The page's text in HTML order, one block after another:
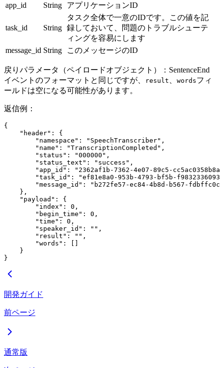
app_id
String アプリケーションID
task_id String
タスク全体で一意のIDです。この値を記
録しておいて、問題のトラブルシューテ
ィングを容易にします
message_id String このメッセージのID
戻りパラメータ（ペイロードオブジェクト）：SentenceEnd
イベントのフォーマットと同じですが、
result wordsフィ
ールドは空になる可能性があります。
返信例：
{
    "header"
: {
        "namespace"
: "SpeechTranscriber" ,
        "name"
: "TranscriptionCompleted" ,
        "status"
: "000000" ,
        "status_text"
: "success" ,
        "app_id"
:
"2362af1b-7362-4e07-89c5-
        "task_id"
:
"ef81e8a0-953b-4793-bf5b-
        "message_id"
:
"b272fe57-ec84-4b8d-b567-
    },
    "payload"
: {
        "index"
: 0 ,
        "begin_time"
: 0 ,
        "time"
: 0 ,
        "speaker_id"
: "" ,
        "result"
: "" ,
        "words"
: []
    }
}
開発ガイド
前ページ
通常版